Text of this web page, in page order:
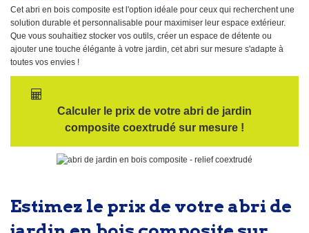
Cet abri en bois composite est l'option idéale pour ceux qui recherchent une
solution durable et personnalisable pour maximiser leur espace extérieur.
Que vous souhaitiez stocker vos outils, créer un espace de détente ou
ajouter une touche élégante à votre jardin, cet abri sur mesure s'adapte à
toutes vos envies !
Calculer le prix de votre abri de jardin
composite coextrudé sur mesure !
Estimez le prix de votre abri de